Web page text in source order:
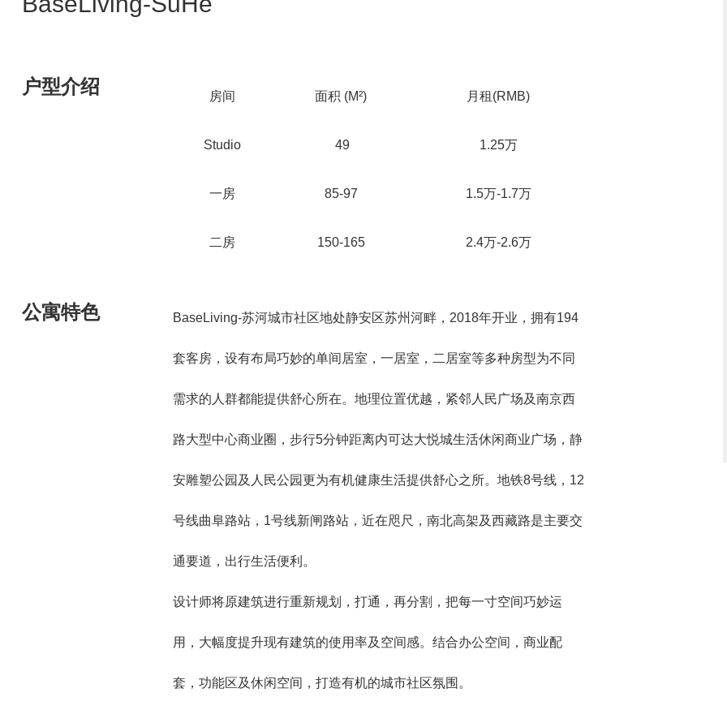
户型介绍 房间 面积 (M²) 月租(RMB)
Studio 49 1.25万
一房 85-97 1.5万-1.7万
二房 150-165 2.4万-2.6万
公寓特色 BaseLiving-苏河城市社区地处静安区苏州河畔，2018年开业，拥有194
套客房，设有布局巧妙的单间居室，一居室，二居室等多种房型为不同
需求的人群都能提供舒心所在。地理位置优越，紧邻人民广场及南京西
路大型中心商业圈，步行5分钟距离内可达大悦城生活休闲商业广场，静
安雕塑公园及人民公园更为有机健康生活提供舒心之所。地铁8号线，12
号线曲阜路站，1号线新闸路站，近在咫尺，南北高架及西藏路是主要交
通要道，出行生活便利。
设计师将原建筑进行重新规划，打通，再分割，把每一寸空间巧妙运
用，大幅度提升现有建筑的使用率及空间感。结合办公空间，商业配
套，功能区及休闲空间，打造有机的城市社区氛围。